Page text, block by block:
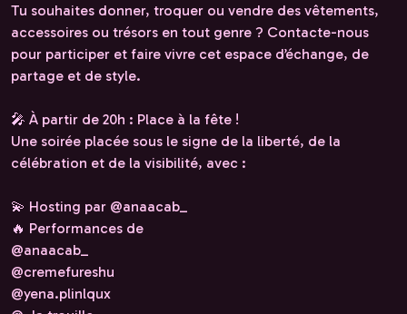
Tu souhaites donner, troquer ou vendre des vêtements,
accessoires ou trésors en tout genre ? Contacte-nous
pour participer et faire vivre cet espace d’échange, de
partage et de style.
🎤 À partir de 20h : Place à la fête !
Une soirée placée sous le signe de la liberté, de la
célébration et de la visibilité, avec :
💫 Hosting par @anaacab_
🔥 Performances de
@anaacab_
@cremefureshu
@yena.plinlqux